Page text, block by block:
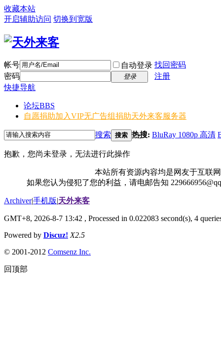
收藏本站
开启辅助访问 切换到宽版
帐号 自动登录 找回密码
密码
登录
注册
快捷导航
论坛BBS
自愿捐助加入VIP无广告组捐助天外来客服务器
搜索 搜索 热搜: BluRay 1080p 高清
抱歉，您尚未登录，无法进行此操作
本站所有资源内容均是网友于互联
如果您认为侵犯了您的利益，请电邮告知
Archiver|手机版|天外来客
GMT+8, 2026-8-7 13:42 , Processed in 0.022083 second(s), 4
Powered by Discuz! X2.5
© 2001-2012 Comsenz Inc.
回顶部